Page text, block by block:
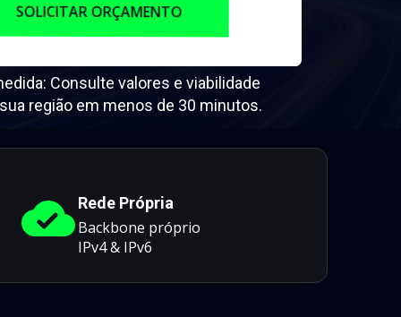
SOLICITAR ORÇAMENTO
Consulte valores e viabilidade
região em menos de 30 minutos.
Rede Própria
Backbone próprio
IPv4 & IPv6